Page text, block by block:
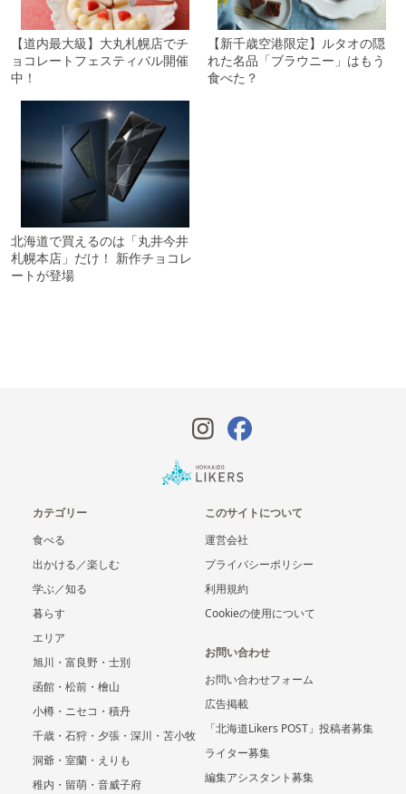
【道内最大級】大丸札幌店でチ
ョコレートフェスティバル開催
中！
【新千歳空港限定】ルタオの隠
れた名品「ブラウニー」はもう
食べた？
北海道で買えるのは「丸井今井
札幌本店」だけ！ 新作チョコレ
ートが登場
カテゴリー
食べる
出かける／楽しむ
学ぶ／知る
暮らす
エリア
旭川・富良野・士別
函館・松前・檜山
小樽・ニセコ・積丹
千歳・石狩・夕張・深川・苫小牧
洞爺・室蘭・えりも
稚内・留萌・音威子府
このサイトについて
運営会社
プライバシーポリシー
利用規約
Cookieの使用について
お問い合わせ
お問い合わせフォーム
広告掲載
「北海道Likers POST」投稿者募集
ライター募集
編集アシスタント募集